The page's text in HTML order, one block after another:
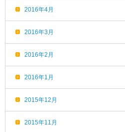
2016年4月
2016年3月
2016年2月
2016年1月
2015年12月
2015年11月